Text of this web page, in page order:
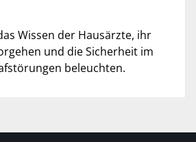
Wissen der Hausärzte, ihr
und die Sicherheit im
beleuchten.